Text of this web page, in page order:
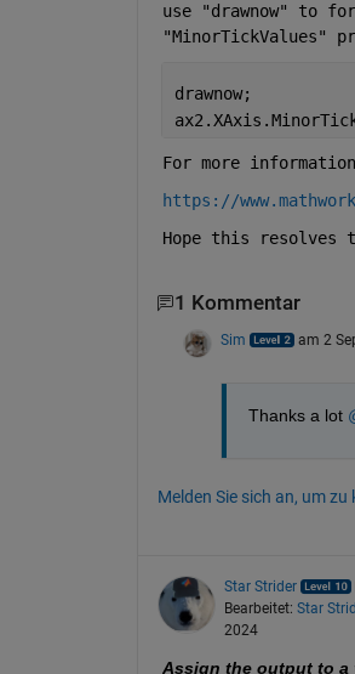
use "drawnow" to
"MinorTickValues"
drawnow;
For more
https://
Hope this resolves
1 Kommentar
Sim am 2
Thanks a lot
Melden Sie sich an, um zu
Star Strider
Bearbeitet: Star
2024
Assign the output to